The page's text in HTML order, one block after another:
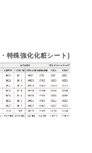
・特殊強化化粧シート)